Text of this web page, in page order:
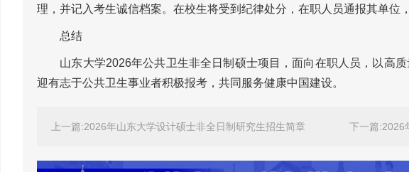
理，并记入考生诚信档案。在校生将受到纪律处分，在职人员通报其单位
总结
山东大学2026年公共卫生非全日制硕士项目，面向在职人员，以高质
迎有志于公共卫生事业者积极报考，共同服务健康中国建设。
上一篇:2026年山东大学设计硕士非全日制研究生招生简章 下一篇:2026